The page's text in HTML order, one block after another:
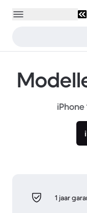
iPhone
1 jaar